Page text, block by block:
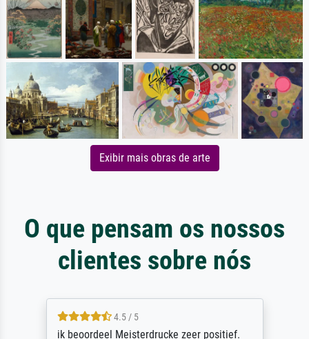
Exibir mais obras de arte
O que pensam os nossos
clientes sobre nós
5 / 5
Die Zufriedenheit ist auch nicht dadurch